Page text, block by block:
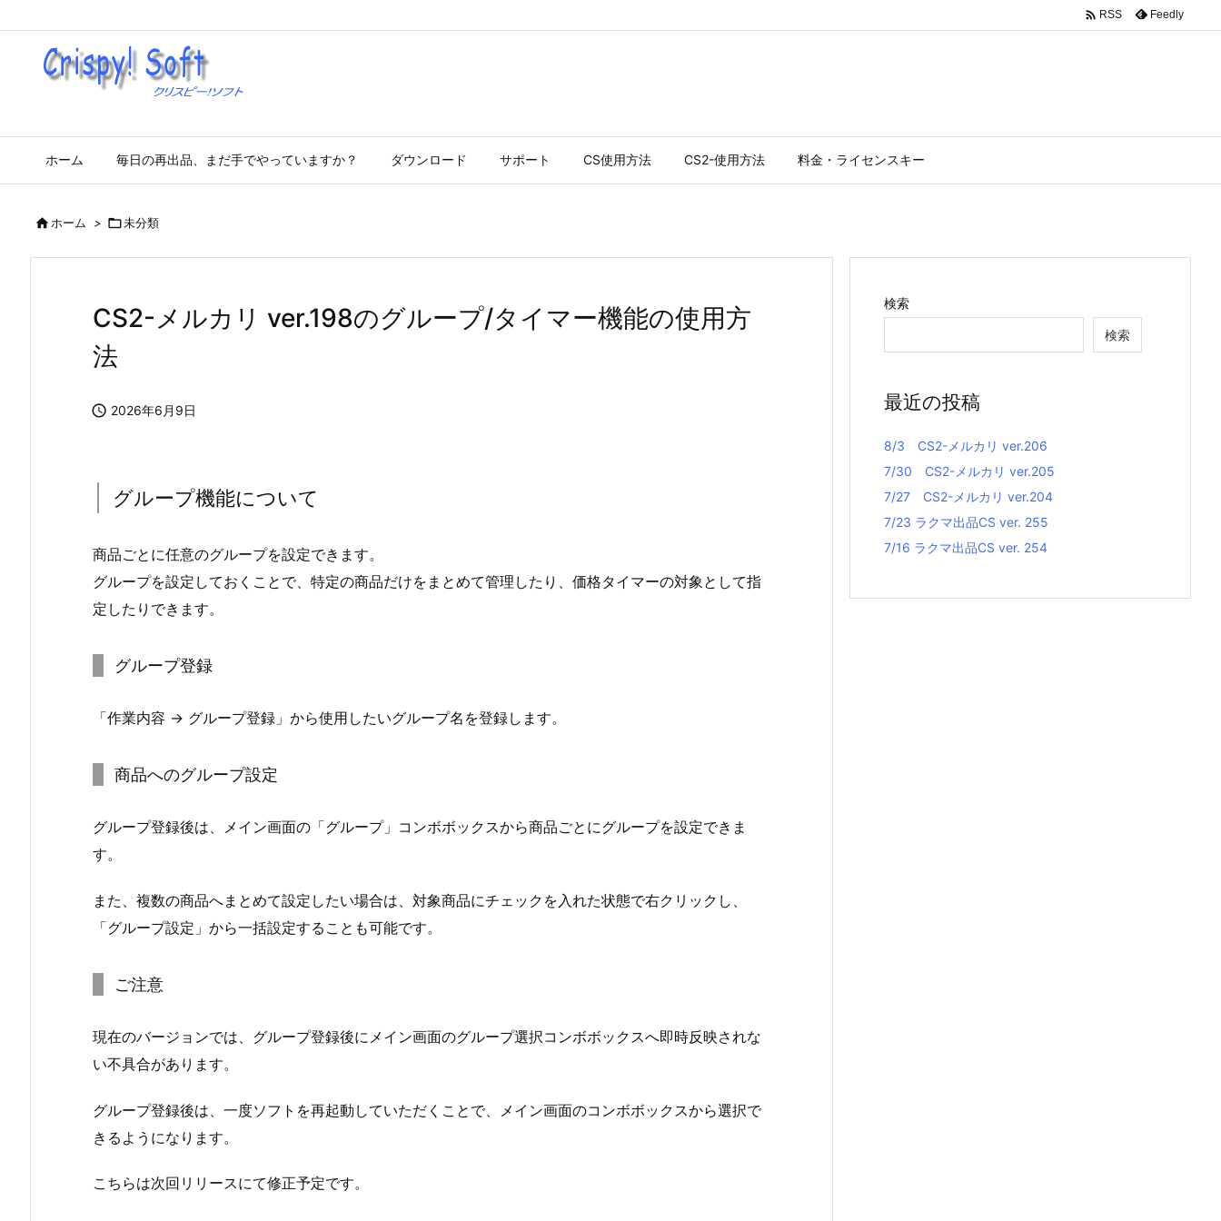
ホーム 毎日の再出品、まだ手でやっていますか？ ダウンロード サポート CS使用方法 CS2-使用方法 料金・ライセンスキー
 RSS Feedly
ホーム > 未分類
CS2-メルカリ ver.198のグループ/タイマー機能の使用方
法
 2026年6月9日
グループ機能について
商品ごとに任意のグループを設定できます。
グループを設定しておくことで、特定の商品だけをまとめて管理したり、価格タイマーの対象として指
定したりできます。
グループ登録
「作業内容 → グループ登録」から使用したいグループ名を登録します。
商品へのグループ設定
グループ登録後は、メイン画面の「グループ」コンボボックスから商品ごとにグループを設定できま
す。
また、複数の商品へまとめて設定したい場合は、対象商品にチェックを入れた状態で右クリックし、
「グループ設定」から一括設定することも可能です。
ご注意
現在のバージョンでは、グループ登録後にメイン画面のグループ選択コンボボックスへ即時反映されな
い不具合があります。
グループ登録後は、一度ソフトを再起動していただくことで、メイン画面のコンボボックスから選択で
きるようになります。
こちらは次回リリースにて修正予定です。
検索
検索
最近の投稿
8/3 CS2-メルカリ ver.206
7/30 CS2-メルカリ ver.205
7/27 CS2-メルカリ ver.204
7/23 ラクマ出品CS ver. 255
7/16 ラクマ出品CS ver. 254